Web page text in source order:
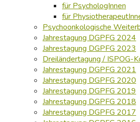
für PsychologInnen
für
Psychoonkologische
Jahrestagung DGPFG 2024
Jahrestagung DGPFG 2023
Dreiländertagung / ISPOG-
Jahrestagung DGPFG 2021
Jahrestagung DGPFG 2020
Jahrestagung DGPFG 2019
Jahrestagung DGPFG 2018
Jahrestagung DGPFG 2017